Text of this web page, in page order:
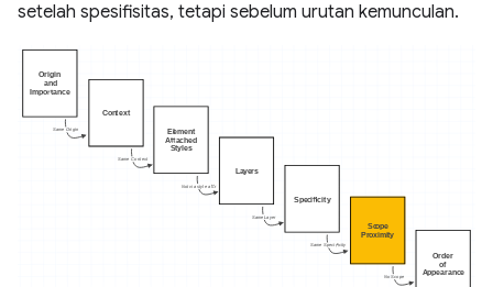
setelah spesifisitas, tetapi sebelum urutan kemunculan.